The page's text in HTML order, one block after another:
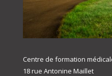
Centre de formation
18 rue Antonine Maillet